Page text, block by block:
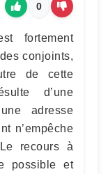
0
fortement
conjoints,
de cette
d’une
adresse
n’empêche
recours à
possible et